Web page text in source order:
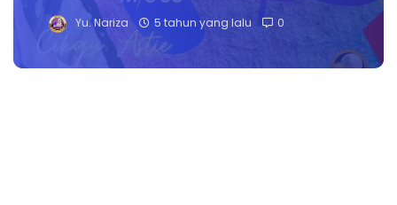
Yu. Nariza 5 tahun yang lalu 0